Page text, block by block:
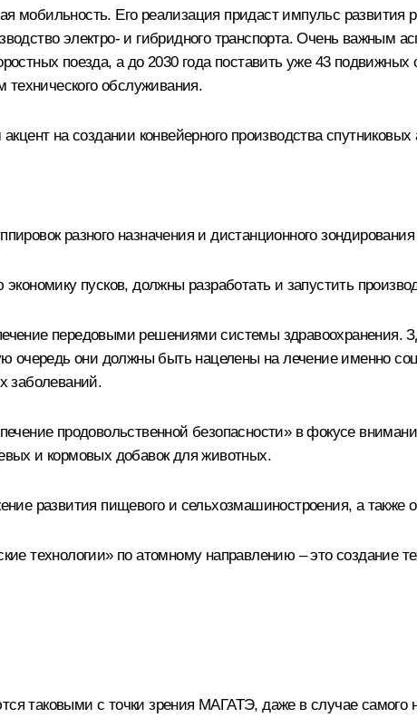
мобильность. Его реализация придаст импульс развития
электро- и гибридного транспорта. Очень важным
поезда, а до 2030 года поставить уже 43 подвижных
технического обслуживания.
на создании конвейерного производства
разного назначения и дистанционного
пусков, должны разработать и запустить
передовыми решениями системы здравоохранения.
очередь они должны быть нацелены на лечение именно
заболеваний.
продовольственной безопасности» в фокусе
и кормовых добавок для животных.
развития пищевого и сельхозмашиностроения, а также
технологии» по атомному направлению – это создание
таковыми с точки зрения МАГАТЭ, даже в случае самого